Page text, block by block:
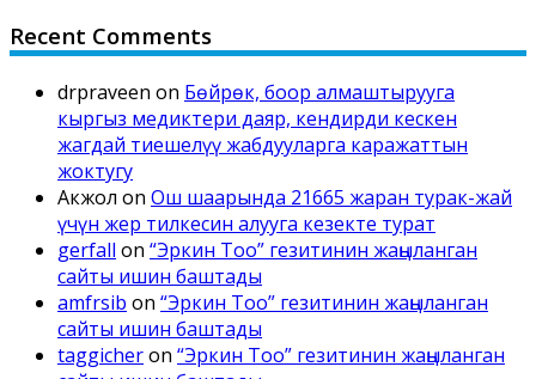
Recent Comments
drpraveen on Бөйрөк, боор алмаштырууга
кыргыз медиктери даяр, кендирди кескен
жагдай тиешелүү жабдууларга каражаттын
жоктугу
Акжол on Ош шаарында 21665 жаран турак-жай
үчүн жер тилкесин алууга кезекте турат
gerfall on “Эркин Тоо” гезитинин жаңыланган
сайты ишин баштады
amfrsib on “Эркин Тоо” гезитинин жаңыланган
сайты ишин баштады
taggicheron “Эркин Тоо” гезитинин жаңыланган